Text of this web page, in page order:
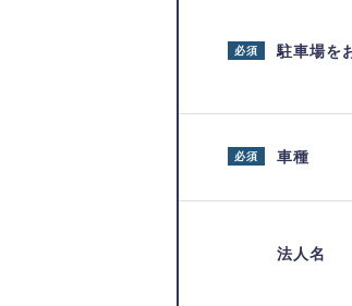
駐車場を
必須
車種
必須
法人名